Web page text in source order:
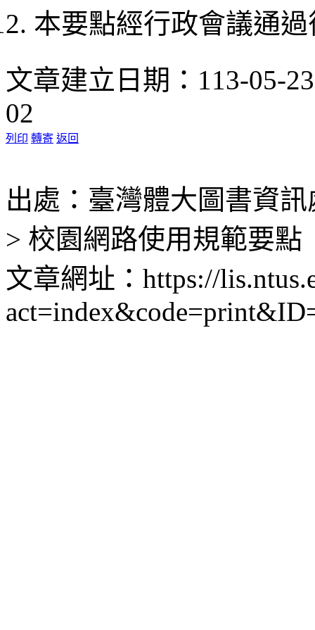
本要點經行政會議通
文章建立日期：113-05-
02
列印 轉寄 返回
出處：臺灣體大圖書資
> 校園網路使用規範要點
文章網址：https://